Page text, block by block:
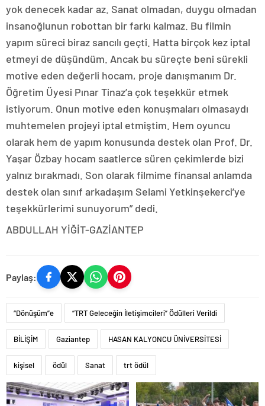
yok denecek kadar az. Sanat olmadan, duygu olmadan
insanoğlunun robottan bir farkı kalmaz. Bu filmin
yapım süreci biraz sancılı geçti. Hatta birçok kez iptal
etmeyi de düşündüm. Ancak bu süreçte beni sürekli
motive eden değerli hocam, proje danışmanım Dr.
Öğretim Üyesi Pınar Tinaz’a çok teşekkür etmek
istiyorum. Onun motive eden konuşmaları olmasaydı
muhtemelen projeyi iptal etmiştim. Hem oyuncu
olarak hem de yapım konusunda destek olan Prof. Dr.
Yaşar Özbay hocam saatlerce süren çekimlerde bizi
yalnız bırakmadı. Son olarak filmime finansal anlamda
destek olan sınıf arkadaşım Selami Yetkinşekerci’ye
teşekkürlerimi sunuyorum” dedi.
ABDULLAH YİĞİT-GAZİANTEP
Paylaş:
“Dönüşüm”e “TRT Geleceğin İletişimcileri” Ödülleri Verildi
BİLİŞİM Gaziantep HASAN KALYONCU ÜNİVERSİTESİ
kişisel ödül Sanat trt ödül